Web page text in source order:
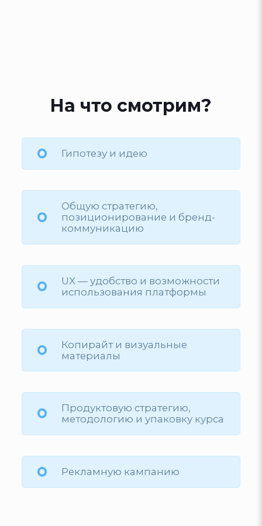
На что смотрим?
Гипотезу и идею
Общую стратегию,
позиционирование и бренд-
коммуникацию
UX — удобство и возможности
использования платформы
Копирайт и визуальные
материалы
Продуктовую стратегию,
методологию и упаковку курса
Рекламную кампанию